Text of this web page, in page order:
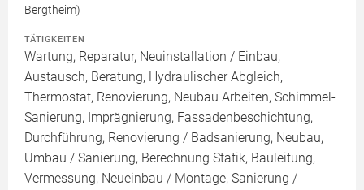
Bergtheim)
TÄTIGKEITEN
Wartung, Reparatur, Neuinstallation / Einbau,
Austausch, Beratung, Hydraulischer Abgleich,
Thermostat, Renovierung, Neubau Arbeiten, Schimmel-
Sanierung, Imprägnierung, Fassadenbeschichtung,
Durchführung, Renovierung / Badsanierung, Neubau,
Umbau / Sanierung, Berechnung Statik, Bauleitung,
Vermessung, Neueinbau / Montage, Sanierung /